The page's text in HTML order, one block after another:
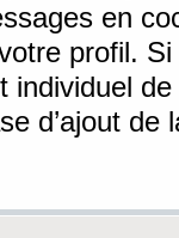
en
profil.
individuel
d’ajout